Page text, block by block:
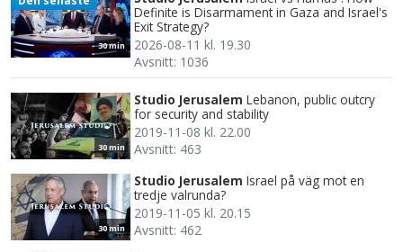
30 min
Definite is Disarmament in Gaza and Israel's
Exit Strategy?
2026-08-11 kl. 19.30
Avsnitt: 1036
30 min
Studio Jerusalem Lebanon, public outcry
for security and stability
2019-11-08 kl. 22.00
Avsnitt: 463
30 min
Studio Jerusalem Israel på väg mot en
tredje valrunda?
2019-11-05 kl. 20.15
Avsnitt: 462